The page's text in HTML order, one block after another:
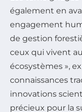
également en
engagement
de gestion
ceux qui vivent
écosystèmes »,
connaissances
innovations
précieux pour la